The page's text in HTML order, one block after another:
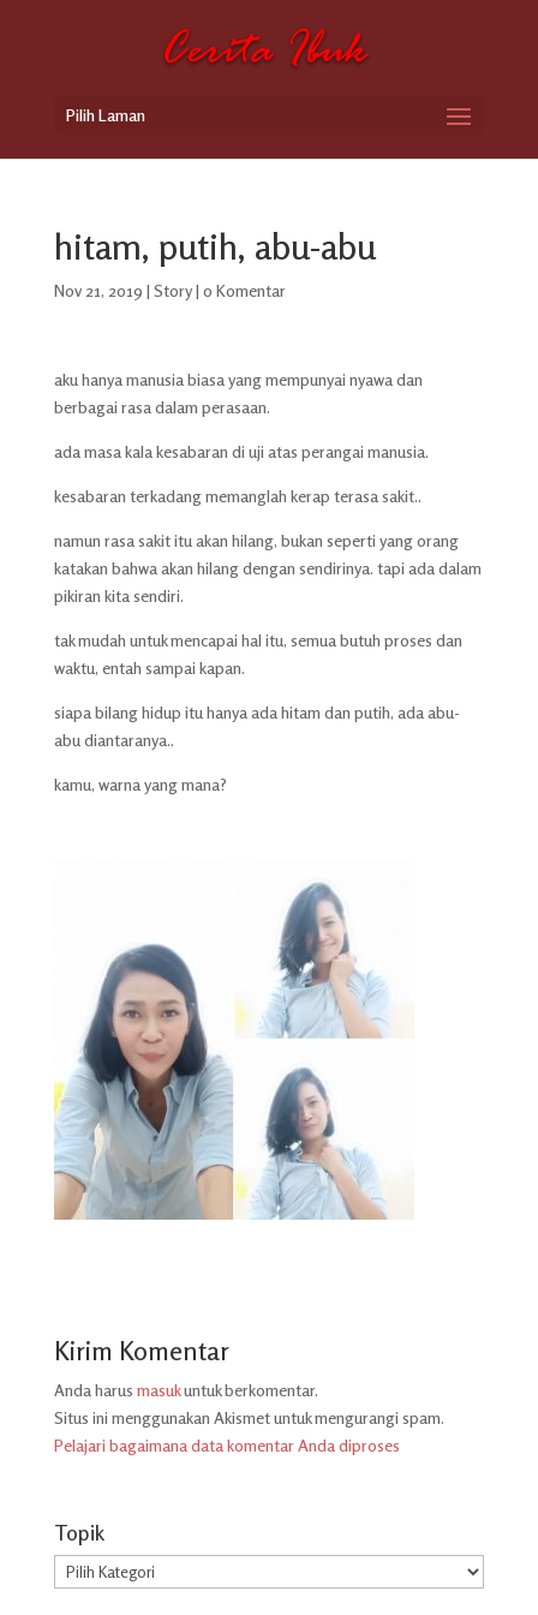
Pilih Laman
hitam, putih, abu-abu
Nov 21, 2019 | Story| 0 Komentar
aku hanya manusia biasa yang mempunyai nyawa dan
berbagai rasa dalam perasaan.
ada masa kala kesabaran di uji atas perangai manusia.
kesabaran terkadang memanglah kerap terasa sakit..
namun rasa sakit itu akan hilang, bukan seperti yang orang
katakan bahwa akan hilang dengan sendirinya. tapi ada dalam
pikiran kita sendiri.
tak mudah untuk mencapai hal itu, semua butuh proses dan
waktu, entah sampai kapan.
siapa bilang hidup itu hanya ada hitam dan putih, ada abu-
abu diantaranya..
kamu, warna yang mana?
Kirim Komentar
Anda harus masukuntuk berkomentar.
Situs ini menggunakan Akismet untuk mengurangi spam.
Pelajari bagaimana data komentar Anda diproses
Topik
Topik